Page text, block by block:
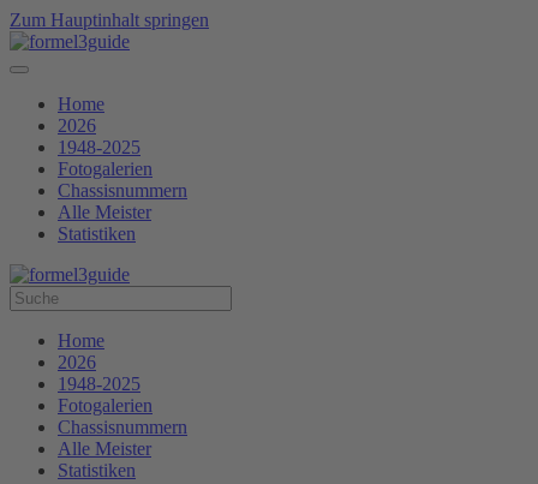
Zum Hauptinhalt springen
Home
2026
1948-2025
Fotogalerien
Chassisnummern
Alle Meister
Statistiken
Home
2026
1948-2025
Fotogalerien
Chassisnummern
Alle Meister
Statistiken